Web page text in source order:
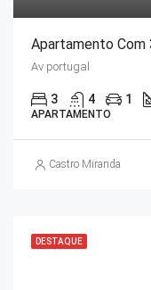
Av portugal
3 4 1
APARTAMENTO
Castro Miranda
DESTAQUE